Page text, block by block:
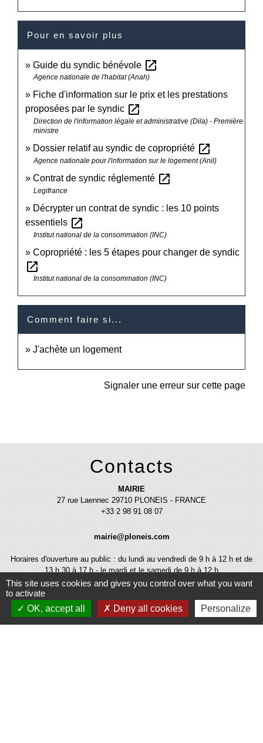
Pour en savoir plus
Guide du syndic bénévole open_in_new
Agence nationale de l'habitat (Anah)
Fiche d'information sur le prix et les prestations
proposées par le syndic open_in_new
Direction de l'information légale et administrative (Dila) - Première
ministre
Dossier relatif au syndic de copropriété open_in_new
Agence nationale pour l'information sur le logement (Anil)
Contrat de syndic réglementé open_in_new
Legifrance
Décrypter un contrat de syndic : les 10 points
essentiels open_in_new
Institut national de la consommation (INC)
Copropriété : les 5 étapes pour changer de syndic
open_in_new
Institut national de la consommation (INC)
Comment faire si...
J'achète un logement
Signaler une erreur sur cette page
Contacts
MAIRIE
27 rue Laennec 29710 PLONEIS - FRANCE
+33 2 98 91 08 07
mairie@ploneis.com
Horaires d'ouverture au public : du lundi au vendredi de 9 h à 12 h et de
13 h 30 à 17 h - le mardi et le samedi de 9 h à 12 h
This site uses cookies and gives you control over what you want
to activate
OK, accept all
Deny all cookies Personalize